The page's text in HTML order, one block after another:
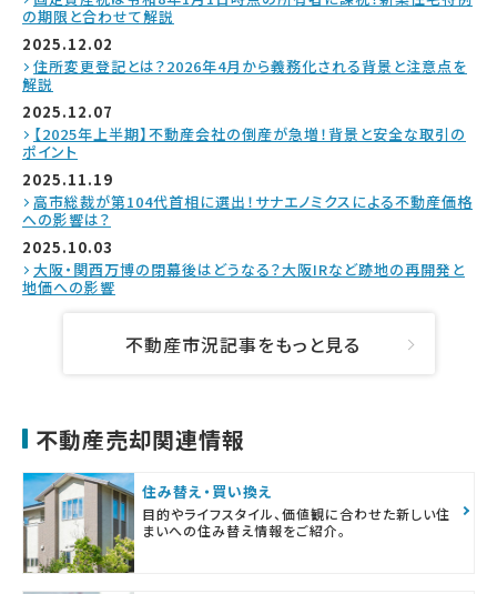
の期限と合わせて解説
2025.12.02
住所変更登記とは？2026年4月から義務化される背景と注意点を
解説
2025.12.07
【2025年上半期】不動産会社の倒産が急増！背景と安全な取引の
ポイント
2025.11.19
高市総裁が第104代首相に選出！サナエノミクスによる不動産価格
への影響は？
2025.10.03
大阪・関西万博の閉幕後はどうなる？大阪IRなど跡地の再開発と
地価への影響
不動産市況記事をもっと見る
不動産売却関連情報
住み替え・買い換え
目的やライフスタイル、価値観に合わせた新しい住
まいへの住み替え情報をご紹介。